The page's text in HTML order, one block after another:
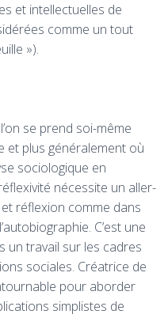
et intellectuelles de
comme un tout
»).
se prend soi-même
et plus généralement où
sociologique en
nécessite un aller-
réflexion comme dans
C’est une
un travail sur les cadres
sociales. Créatrice de
pour aborder
simplistes de